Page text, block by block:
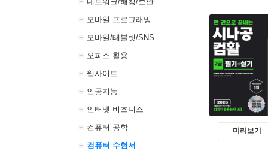
모바일 프로그래밍
모바일/태블릿/SNS
오피스 활용
웹사이트
인공지능
인터넷 비즈니스
컴퓨터 공학
컴퓨터 수험서
미리보기